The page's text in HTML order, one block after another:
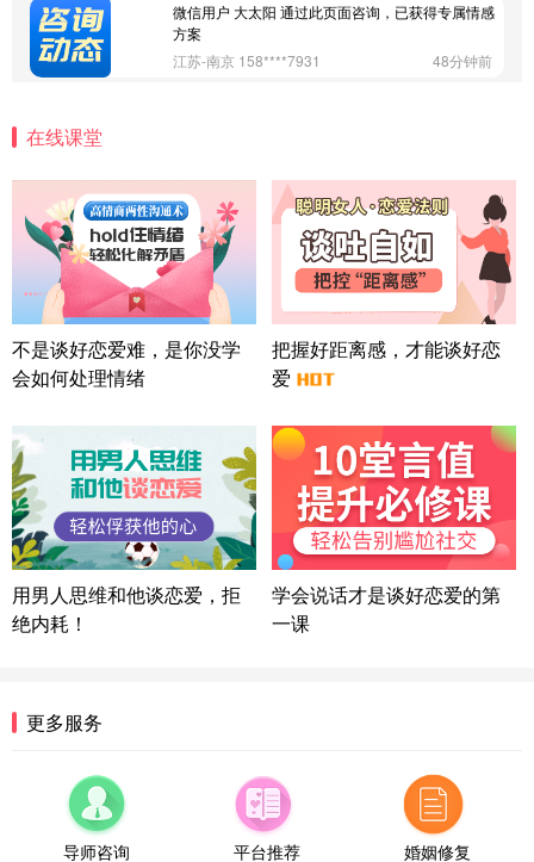
微信用户 大太阳 通过此页面咨询，已获得专属情感
方案
江苏-南京 158****7931
48分钟前
情感方案
北京-朝阳 151****3189
22分钟前
微信用户 巧?媚儿 通过此页面咨询，已获得专属情感
方案
上海-浦东 177****9074
56分钟前
微信用户 Liberty 通过此页面咨询，已获得专属情感
方案
广东-广州 188****5632
湖北-武汉 135****7410
41分钟前
微信用户 困困魚? 通过此页面咨询，已获得专属情感
方案
陕西-西安 139****6283
3分钟前
情感方案
浙江-宁波 150****8921
福建-厦门 159****4462
53分钟前
微信用户 凌乱小羊 通过此页面咨询，已获得专属情
在线课堂
不是谈好恋爱难，是你没学
会如何处理情绪
把握好距离感，才能谈好恋
爱
用男人思维和他谈恋爱，拒
绝内耗！
学会说话才是谈好恋爱的第
一课
更多服务
导师咨询 平台推荐 婚姻修复